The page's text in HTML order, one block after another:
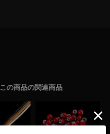
この商品の関連商品